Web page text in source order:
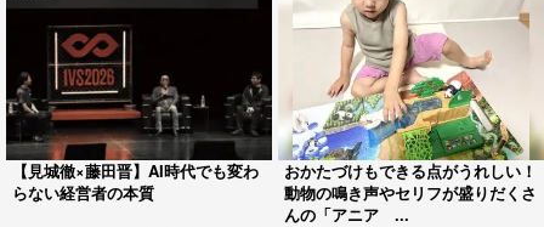
【見城徹×藤田晋】AI時代でも変わ
らない経営者の本質
おかたづけもできる点がうれしい！
動物の鳴き声やセリフが盛りだくさ
んの「アニア ...